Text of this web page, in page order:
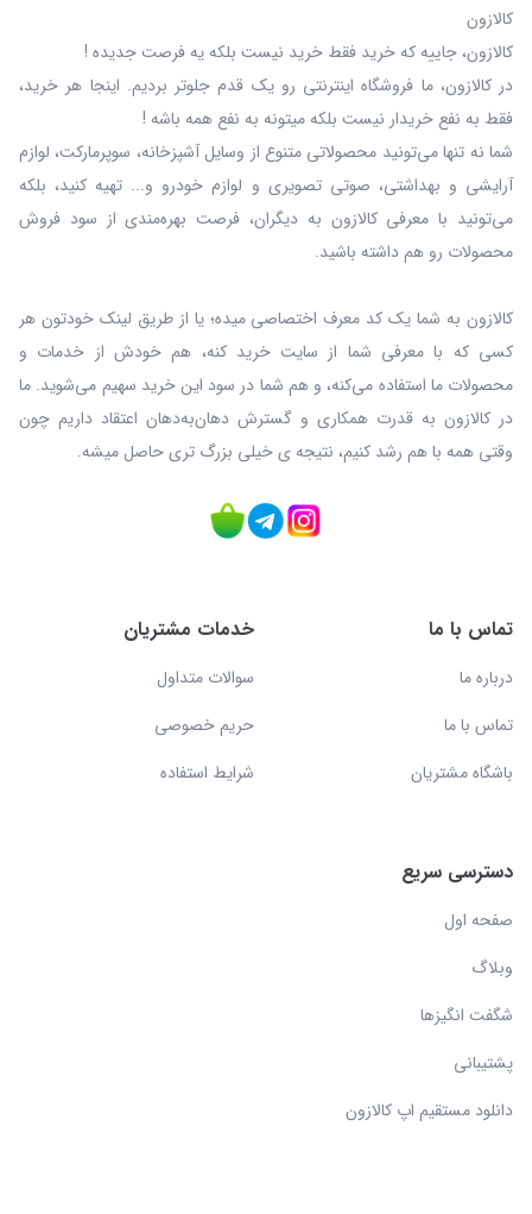
کالازون
کالازون، جاییه که خرید فقط خرید نیست بلکه یه فرصت جدیده !
در کالازون، ما فروشگاه اینترنتی رو یک قدم جلوتر بردیم. اینجا هر خرید،
فقط به نفع خریدار نیست بلکه میتونه به نفع همه باشه !
شما نه‌ تنها می‌تونید محصولاتی متنوع از وسایل آشپزخانه، سوپرمارکت، لوازم
آرایشی و بهداشتی، صوتی تصویری و لوازم خودرو و... تهیه کنید، بلکه
می‌تونید با معرفی کالازون به دیگران، فرصت بهره‌مندی از سود فروش
محصولات رو هم داشته باشید.
کالازون به شما یک کد معرف اختصاصی میده؛ یا از طریق لینک خودتون هر
کسی که با معرفی شما از سایت خرید کنه، هم خودش از خدمات و
محصولات ما استفاده می‌کنه، و هم شما در سود این خرید سهیم می‌شوید. ما
در کالازون به قدرت همکاری و گسترش دهان‌به‌دهان اعتقاد داریم چون
وقتی همه با هم رشد کنیم، نتیجه ی خیلی بزرگ‌ تری حاصل میشه.
تماس با ما
درباره ما
تماس با ما
باشگاه مشتریان
خدمات مشتریان
سوالات متداول
حریم خصوصی
شرایط استفاده
دسترسی سریع
صفحه اول
وبلاگ
شگفت انگیزها
پشتیبانی
دانلود مستقیم اپ کالازون